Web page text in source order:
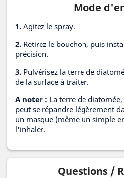
Mode
1. Agitez le spray.
2. Retirez le bouchon, puis
précision.
3. Pulvérisez la terre de
de la surface à traiter.
A noter : La terre de
peut se répandre légèrement
un masque (même un simple
l'inhaler.
Questions /